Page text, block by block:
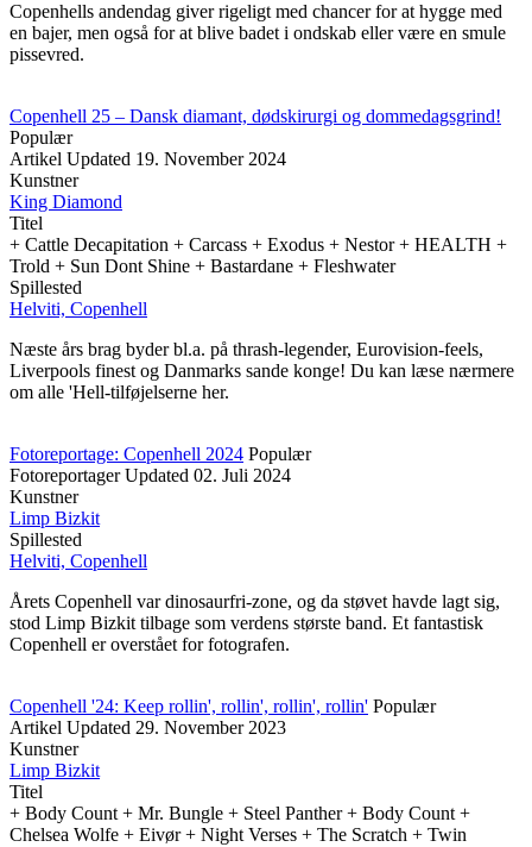
Copenhells andendag giver rigeligt med chancer for at hygge med
en bajer, men også for at blive badet i ondskab eller være en smule
pissevred.
Copenhell 25 – Dansk diamant, dødskirurgi og dommedagsgrind!
Populær
Artikel Updated 19. November 2024
Kunstner
King Diamond
Titel
+ Cattle Decapitation + Carcass + Exodus + Nestor + HEALTH +
Trold + Sun Dont Shine + Bastardane + Fleshwater
Spillested
Helviti, Copenhell
Næste års brag byder bl.a. på thrash-legender, Eurovision-feels,
Liverpools finest og Danmarks sande konge! Du kan læse nærmere
om alle 'Hell-tilføjelserne her.
Fotoreportage: Copenhell 2024 Populær
Fotoreportager Updated 02. Juli 2024
Kunstner
Limp Bizkit
Spillested
Helviti, Copenhell
Årets Copenhell var dinosaurfri-zone, og da støvet havde lagt sig,
stod Limp Bizkit tilbage som verdens største band. Et fantastisk
Copenhell er overstået for fotografen.
Copenhell '24: Keep rollin', rollin', rollin', rollin' Populær
Artikel Updated 29. November 2023
Kunstner
Limp Bizkit
Titel
+ Body Count + Mr. Bungle + Steel Panther + Body Count +
Chelsea Wolfe + Eivør + Night Verses + The Scratch + Twin